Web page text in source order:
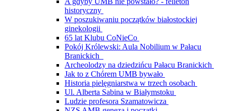
historyczny
W poszukiwaniu początków białostockiej
ginekologii
65 lat Klubu CoNieCo
Pokój Królewski: Aula Nobilium w Pałacu
Branickich
Archeolodzy na dziedzińcu Pałacu Branickich
Jak to z Chórem UMB bywało
Historia pielęgniarstwa w trzech osobach
Ul. Alberta Sabina w Białymstoku
Ludzie profesora Szamatowicza